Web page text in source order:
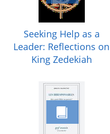
Seeking Help as a
Leader: Reflections on
King Zedekiah